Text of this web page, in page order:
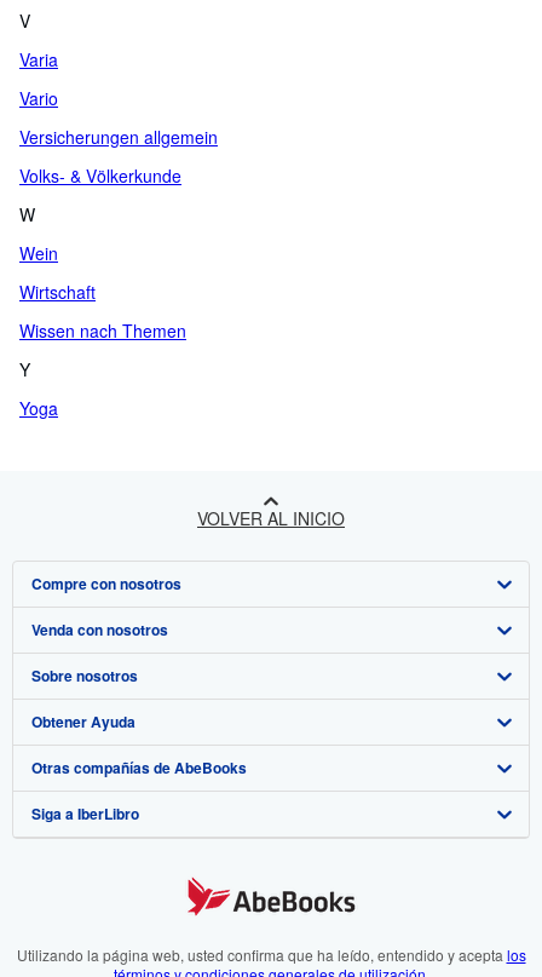
V
Varia
Vario
Versicherungen allgemein
Volks- & Völkerkunde
W
Wein
Wirtschaft
Wissen nach Themen
Y
Yoga
VOLVER AL INICIO
Compre con nosotros
Búsqueda avanzada
Colecciones
Mi cuenta
Mis pedidos
Ver carrito
Venda con nosotros
Comenzar a vender
Únase a nuestro programa de afiliados
Recomiende un vendedor
Sobre nosotros
Sobre IberLibro
Medios
Empleo
Preferencias de cookies
Aviso de cookies
Obtener Ayuda
Preguntas frecuentes y guías
Atención al Cliente
Otras compañías de AbeBooks
AbeBooks.com
AbeBooks.fr
Siga a IberLibro
Utilizando la página web, usted confirma que ha leído, entendido y acepta los